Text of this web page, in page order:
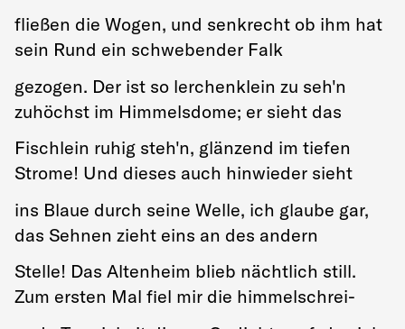
fließen die Wogen, und senkrecht ob ihm hat
sein Rund ein schwebender Falk
gezogen. Der ist so lerchenklein zu seh'n
zuhöchst im Himmelsdome; er sieht das
Fischlein ruhig steh'n, glänzend im tiefen
Strome! Und dieses auch hinwieder sieht
ins Blaue durch seine Welle, ich glaube gar,
das Sehnen zieht eins an des andern
Stelle! Das Altenheim blieb nächtlich still.
Zum ersten Mal fiel mir die himmelschrei-